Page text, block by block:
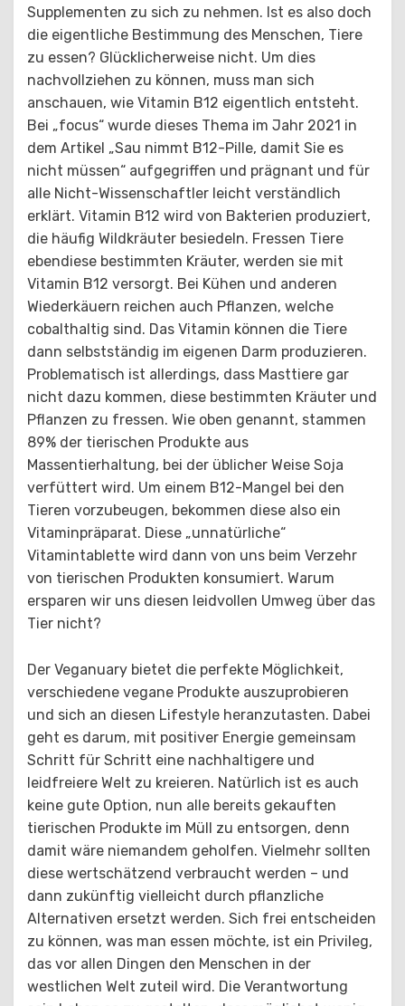
Supplementen zu sich zu nehmen. Ist es also doch
die eigentliche Bestimmung des Menschen, Tiere
zu essen? Glücklicherweise nicht. Um dies
nachvollziehen zu können, muss man sich
anschauen, wie Vitamin B12 eigentlich entsteht.
Bei „focus“ wurde dieses Thema im Jahr 2021 in
dem Artikel „Sau nimmt B12-Pille, damit Sie es
nicht müssen“ aufgegriffen und prägnant und für
alle Nicht-Wissenschaftler leicht verständlich
erklärt. Vitamin B12 wird von Bakterien produziert,
die häufig Wildkräuter besiedeln. Fressen Tiere
ebendiese bestimmten Kräuter, werden sie mit
Vitamin B12 versorgt. Bei Kühen und anderen
Wiederkäuern reichen auch Pflanzen, welche
cobalthaltig sind. Das Vitamin können die Tiere
dann selbstständig im eigenen Darm produzieren.
Problematisch ist allerdings, dass Masttiere gar
nicht dazu kommen, diese bestimmten Kräuter und
Pflanzen zu fressen. Wie oben genannt, stammen
89% der tierischen Produkte aus
Massentierhaltung, bei der üblicher Weise Soja
verfüttert wird. Um einem B12-Mangel bei den
Tieren vorzubeugen, bekommen diese also ein
Vitaminpräparat. Diese „unnatürliche“
Vitamintablette wird dann von uns beim Verzehr
von tierischen Produkten konsumiert. Warum
ersparen wir uns diesen leidvollen Umweg über das
Tier nicht?
Der Veganuary bietet die perfekte Möglichkeit,
verschiedene vegane Produkte auszuprobieren
und sich an diesen Lifestyle heranzutasten. Dabei
geht es darum, mit positiver Energie gemeinsam
Schritt für Schritt eine nachhaltigere und
leidfreiere Welt zu kreieren. Natürlich ist es auch
keine gute Option, nun alle bereits gekauften
tierischen Produkte im Müll zu entsorgen, denn
damit wäre niemandem geholfen. Vielmehr sollten
diese wertschätzend verbraucht werden – und
dann zukünftig vielleicht durch pflanzliche
Alternativen ersetzt werden. Sich frei entscheiden
zu können, was man essen möchte, ist ein Privileg,
das vor allen Dingen den Menschen in der
westlichen Welt zuteil wird. Die Verantwortung